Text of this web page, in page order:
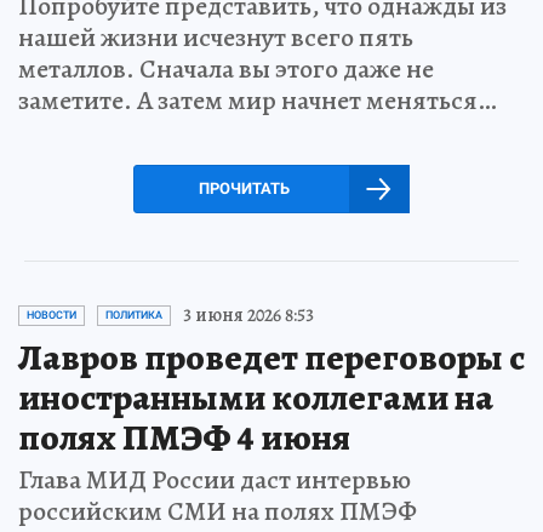
нашей жизни исчезнут всего пять
металлов. Сначала вы этого даже не
заметите. А затем мир начнет меняться…
ПРОЧИТАТЬ
НОВОСТИ ПОЛИТИКА 3 июня 2026 8:53
Лавров проведет переговоры с
иностранными коллегами на
полях ПМЭФ 4 июня
Глава МИД России даст интервью
российским СМИ на полях ПМЭФ